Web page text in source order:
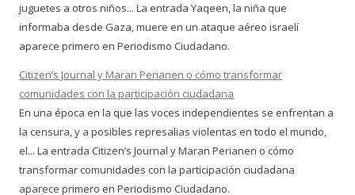
juguetes a otros niños... La entrada Yaqeen, la niña que
informaba desde Gaza, muere en un ataque aéreo israelí
aparece primero en Periodismo Ciudadano.
Citizen’s Journal y Maran Perianen o cómo transformar
comunidades con la participación ciudadana
En una época en la que las voces independientes se enfrentan a
la censura, y a posibles represalias violentas en todo el mundo,
el... La entrada Citizen’s Journal y Maran Perianen o cómo
transformar comunidades con la participación ciudadana
aparece primero en Periodismo Ciudadano.